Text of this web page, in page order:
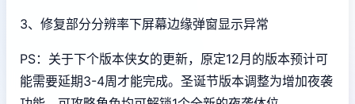
3、修复部分分辨率下屏幕边缘弹窗显示异常
PS：关于下个版本侠女的更新，原定12月的版本预计可
能需要延期3-4周才能完成。圣诞节版本调整为增加夜袭